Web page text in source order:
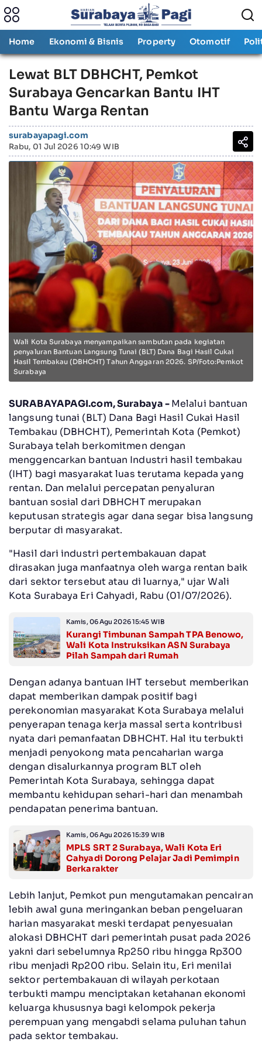
Home Ekonomi & Bisnis Property Otomotif
Lewat BLT DBHCHT, Pemkot
Surabaya Gencarkan Bantu IHT
Bantu Warga Rentan
surabayapagi.com
Rabu, 01 Jul 2026 10:49 WIB
Wali Kota Surabaya menyampaikan sambutan pada kegiatan
penyaluran Bantuan Langsung Tunai (BLT) Dana Bagi Hasil Cukai
Hasil Tembakau (DBHCHT) Tahun Anggaran 2026. SP/Foto:Pemkot
Surabaya
SURABAYAPAGI.com, Surabaya -Melalui bantuan
langsung tunai (BLT) Dana Bagi Hasil Cukai Hasil
Tembakau (DBHCHT), Pemerintah Kota (Pemkot)
Surabaya telah berkomitmen dengan
menggencarkan bantuan Industri hasil tembakau
(IHT) bagi masyarakat luas terutama kepada yang
rentan. Dan melalui percepatan penyaluran
bantuan sosial dari DBHCHT merupakan
keputusan strategis agar dana segar bisa langsung
berputar di masyarakat.
"Hasil dari industri pertembakauan dapat
dirasakan juga manfaatnya oleh warga rentan baik
dari sektor tersebut atau di luarnya," ujar Wali
Kota Surabaya Eri Cahyadi, Rabu (01/07/2026).
Kamis, 06 Agu 2026 15:45 WIB
Kurangi Timbunan Sampah TPA Benowo,
Wali Kota Instruksikan ASN Surabaya
Pilah Sampah dari Rumah
Dengan adanya bantuan IHT tersebut memberikan
dapat memberikan dampak positif bagi
perekonomian masyarakat Kota Surabaya melalui
penyerapan tenaga kerja massal serta kontribusi
nyata dari pemanfaatan DBHCHT. Hal itu terbukti
menjadi penyokong mata pencaharian warga
dengan disalurkannya program BLT oleh
Pemerintah Kota Surabaya, sehingga dapat
membantu kehidupan sehari-hari dan menambah
pendapatan penerima bantuan.
Kamis, 06 Agu 2026 15:39 WIB
MPLS SRT 2 Surabaya, Wali Kota Eri
Cahyadi Dorong Pelajar Jadi Pemimpin
Berkarakter
Lebih lanjut, Pemkot pun mengutamakan pencairan
lebih awal guna meringankan beban pengeluaran
harian masyarakat meski terdapat penyesuaian
alokasi DBHCHT dari pemerintah pusat pada 2026
yakni dari sebelumnya Rp250 ribu hingga Rp300
ribu menjadi Rp200 ribu. Selain itu, Eri menilai
sektor pertembakauan di wilayah perkotaan
terbukti mampu menciptakan ketahanan ekonomi
keluarga khususnya bagi kelompok pekerja
perempuan yang mengabdi selama puluhan tahun
pada sektor tembakau.